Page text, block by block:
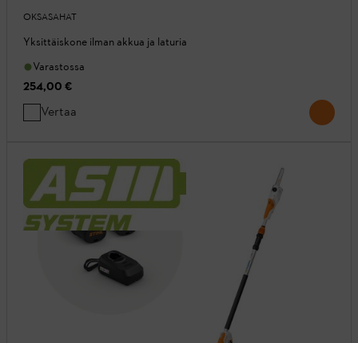
OKSASAHAT
Yksittäiskone ilman akkua ja laturia
Varastossa
254,00 €
Vertaa